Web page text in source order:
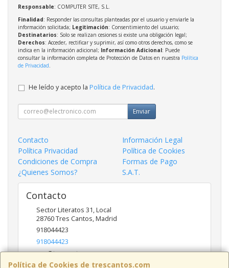
Política de Cookies de trescantos.com
Responsable: COMPUTER SITE, S.L.
Finalidad: Responder las consultas planteadas por el usuario y enviarle la
información solicitada; Legitimación: Consentimiento del usuario;
Destinatarios: Solo se realizan cesiones si existe una obligación legal;
Derechos: Acceder, rectificar y suprimir, así como otros derechos, como se
indica en la información adicional; Información Adicional: Puede
consultar la información completa de Protección de Datos en nuestra Política
de Privacidad
He leído y acepto la Política de Privacidad.
Enviar
Contacto
Información Legal
Política Privacidad
Política de Cookies
Condiciones de Compra
Formas de Pago
¿Quienes Somos?
S.A.T.
Contacto
Sector Literatos 31, Local
28760Tres Cantos,Madrid
918044423
918044423
ncs@trescantos.com